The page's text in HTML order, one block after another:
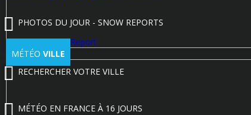
PHOTOS DU JOUR - SNOW REPORTS
Poster un Snow Report
MÉTÉO VILLE
RECHERCHER VOTRE VILLE
MÉTÉO EN FRANCE À 16 JOURS